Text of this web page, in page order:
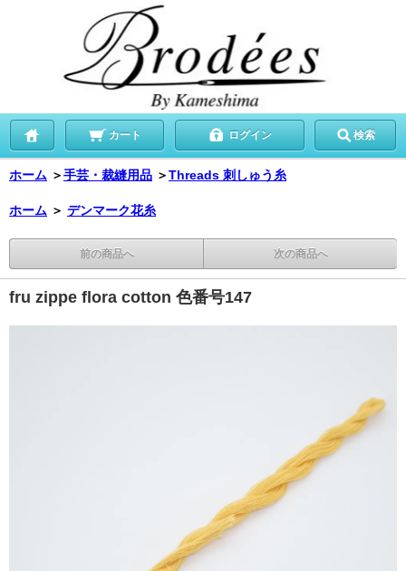
カート ログイン 検索
ホーム ＞手芸・裁縫用品 ＞Threads 刺しゅう糸
ホーム ＞ デンマーク花糸
前の商品へ 次の商品へ
fru zippe flora cotton 色番号147